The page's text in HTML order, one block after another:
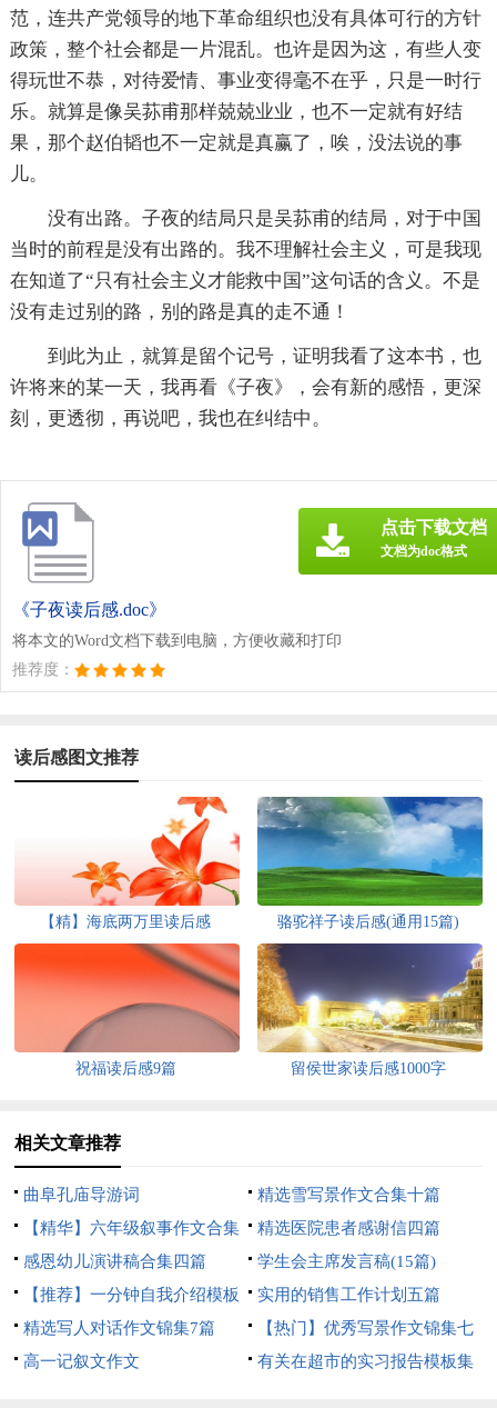
范，连共产党领导的地下革命组织也没有具体可行的方针
政策，整个社会都是一片混乱。也许是因为这，有些人变
得玩世不恭，对待爱情、事业变得毫不在乎，只是一时行
乐。就算是像吴荪甫那样兢兢业业，也不一定就有好结
果，那个赵伯韬也不一定就是真赢了，唉，没法说的事
儿。
没有出路。子夜的结局只是吴荪甫的结局，对于中国
当时的前程是没有出路的。我不理解社会主义，可是我现
在知道了“只有社会主义才能救中国”这句话的含义。不是
没有走过别的路，别的路是真的走不通！
到此为止，就算是留个记号，证明我看了这本书，也
许将来的某一天，我再看《子夜》，会有新的感悟，更深
刻，更透彻，再说吧，我也在纠结中。
《子夜读后感.doc》
将本文的Word文档下载到电脑，方便收藏和打印
推荐度：
点击下载文档
文档为doc格式
读后感图文推荐
【精】海底两万里读后感 骆驼祥子读后感(通用15篇)
祝福读后感9篇 留侯世家读后感1000字
相关文章推荐
曲阜孔庙导游词
精选雪写景作文合集十篇
【精华】六年级叙事作文合集
9篇
精选医院患者感谢信四篇
感恩幼儿演讲稿合集四篇
学生会主席发言稿(15篇)
【推荐】一分钟自我介绍模板
合集6篇
实用的销售工作计划五篇
精选写人对话作文锦集7篇
【热门】优秀写景作文锦集七
篇
高一记叙文作文
有关在超市的实习报告模板集